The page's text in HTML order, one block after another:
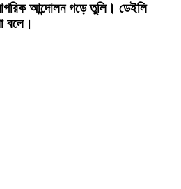
আন্দোলন গড়ে তুলি। ডেইলি
বলে।